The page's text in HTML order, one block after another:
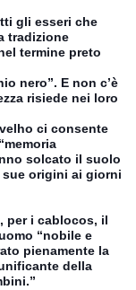
gli esseri che
tradizione
termine preto
nero”. E non c’è
risiede nei loro
ci consente
solcato il suolo
origini ai giorni
per i cablocos, il
“nobile e
pienamente la
della